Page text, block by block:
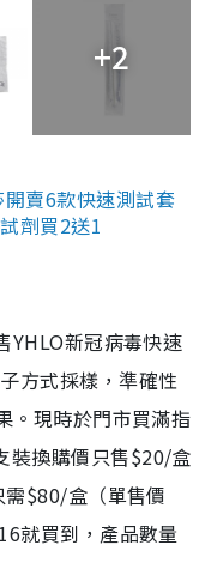
+2
賣6款快速測試套
劑買2送1
YHLO新冠病毒快速
方式採樣，準確性
。現時於門市買滿指
裝換購價只售$20/盒
需$80/盒（單售價
就買到，產品數量